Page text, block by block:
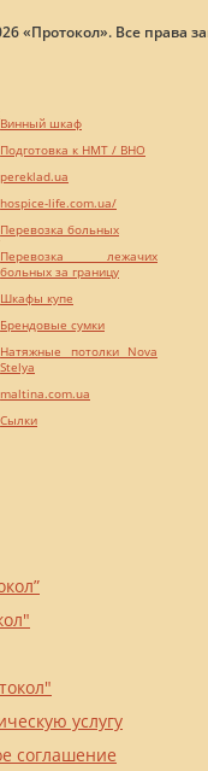
«Протокол». Все права
услугу
соглашение
Винный шкаф
Подготовка к НМТ / ВНО
pereklad.ua
hospice-life.com.ua/
Перевозка больных
Перевозка лежачих
больных за границу
Шкафы купе
Брендовые сумки
Натяжные потолки Nova
Stelya
maltina.com.ua
Cылки